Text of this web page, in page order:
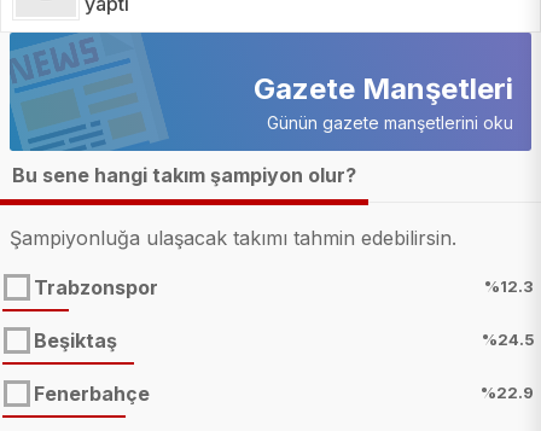
Gazete Manşetleri
Günün gazete manşetlerini oku
Bu sene hangi takım şampiyon olur?
Şampiyonluğa ulaşacak takımı tahmin edebilirsin.
Trabzonspor %12.3
Beşiktaş %24.5
Fenerbahçe %22.9